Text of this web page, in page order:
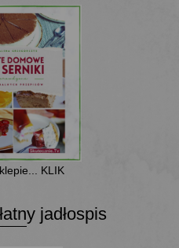
KLIK
jadłospis